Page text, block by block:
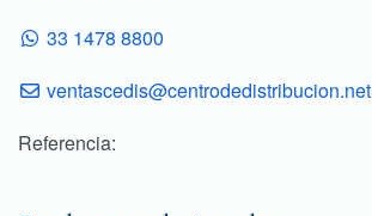
33 1478 8800
ventascedis@centrodedistribucion.net
Referencia: